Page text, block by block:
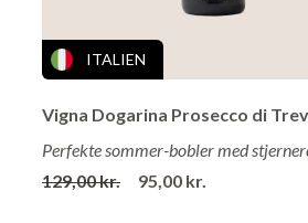
ITALIEN
129,00 kr.
95,00 kr.